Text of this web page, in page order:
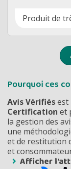
Produit de
Pourquoi ces
Avis Vérifiésest
Certification et
la gestion des
une
et de restitution
et
Afficher